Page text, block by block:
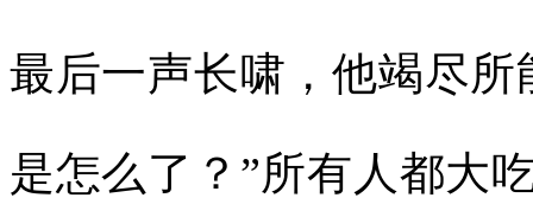
最后一声长啸，他竭尽
是怎么了？”所有人都大